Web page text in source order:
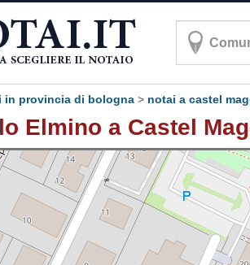
in provincia di bologna > notai a castel
Elmino a Castel